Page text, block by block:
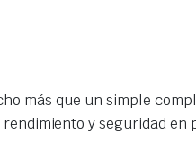
más que un simple
y seguridad en